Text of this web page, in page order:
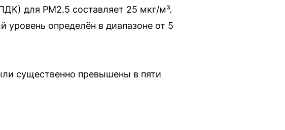
для PM2.5 составляет 25 мкг/м³.
определён в диапазоне от 5
существенно превышены в пяти